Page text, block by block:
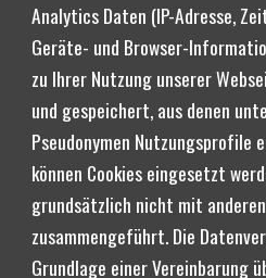
Analytics Daten (IP-Adresse,
Geräte- und Browser-
zu Ihrer Nutzung unserer
und gespeichert, aus denen
Pseudonymen Nutzungsprofile
können Cookies eingesetzt
grundsätzlich nicht mit
zusammengeführt. Die
Grundlage einer Vereinbarung